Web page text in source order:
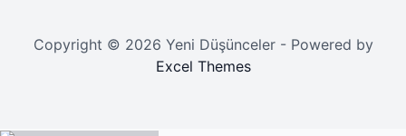
Copyright © 2026 Yeni Düşünceler - Powered by
Excel Themes